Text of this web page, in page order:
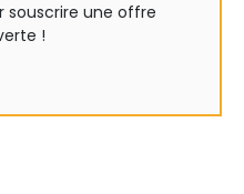
souscrire une offre
!